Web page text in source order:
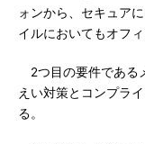
ォンから、セキュア
イルにおいてもオフ
2つ目の要件である
えい対策とコンプラ
る。